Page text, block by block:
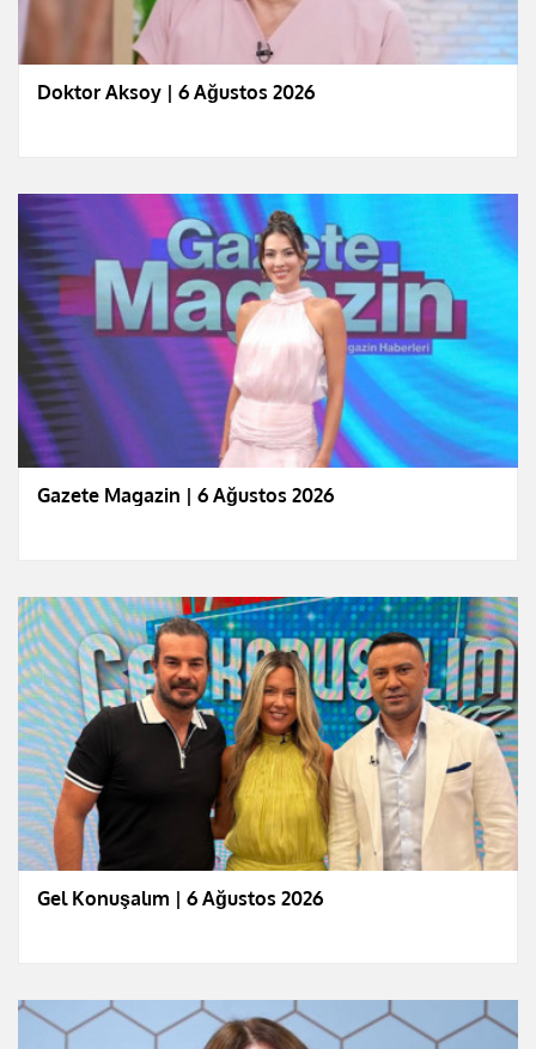
Doktor Aksoy | 6 Ağustos 2026
Gazete Magazin | 6 Ağustos 2026
Gel Konuşalım | 6 Ağustos 2026